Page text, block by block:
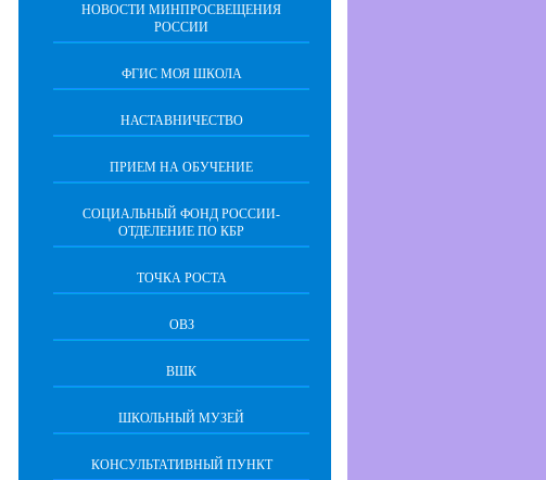
НОВОСТИ МИНПРОСВЕЩЕНИЯ
РОССИИ
ФГИС МОЯ ШКОЛА
НАСТАВНИЧЕСТВО
ПРИЕМ НА ОБУЧЕНИЕ
СОЦИАЛЬНЫЙ ФОНД РОССИИ-
ОТДЕЛЕНИЕ ПО КБР
ТОЧКА РОСТА
ОВЗ
ВШК
ШКОЛЬНЫЙ МУЗЕЙ
КОНСУЛЬТАТИВНЫЙ ПУНКТ